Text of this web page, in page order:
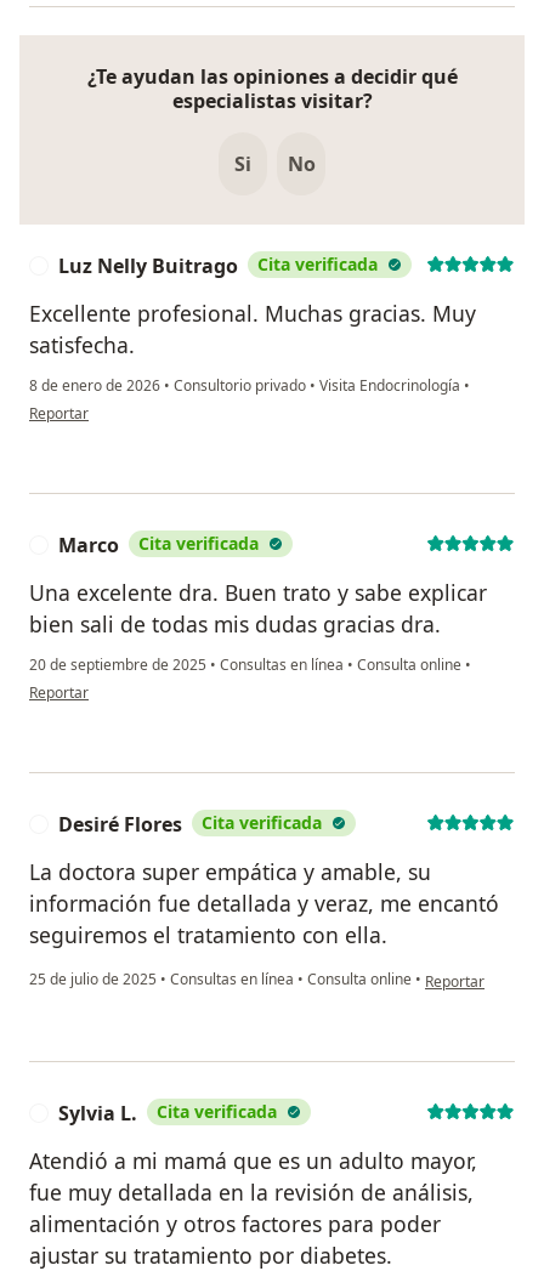
¿Te ayudan las opiniones a decidir qué
especialistas visitar?
Si No
Luz Nelly Buitrago Cita verificada
Excellente profesional. Muchas gracias. Muy
satisfecha.
8 de enero de 2026 • Consultorio privado • Visita Endocrinología •
en opinión del usuario Luz Nelly Buitrago
Reportar
Marco Cita verificada
Una excelente dra. Buen trato y sabe explicar
bien sali de todas mis dudas gracias dra.
20 de septiembre de 2025 • Consultas en línea • Consulta online •
en opinión del usuario Marco
Reportar
Desiré Flores Cita verificada
La doctora super empática y amable, su
información fue detallada y veraz, me encantó
seguiremos el tratamiento con ella.
25 de julio de 2025 • Consultas en línea • Consulta online • en opinión del
Reportar
Sylvia L. Cita verificada
Atendió a mi mamá que es un adulto mayor,
fue muy detallada en la revisión de análisis,
alimentación y otros factores para poder
ajustar su tratamiento por diabetes.